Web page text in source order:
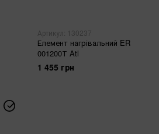
Артикул: 130237
Елемент нагрівальний ER
001200Т Atl
1 455 грн